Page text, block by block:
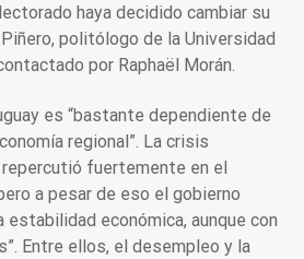
haya decidido cambiar su
politólogo de la Universidad
por Raphaël Morán.
es “bastante dependiente de
regional”. La crisis
fuertemente en el
a pesar de eso el gobierno
estabilidad económica, aunque con
Entre ellos, el desempleo y la